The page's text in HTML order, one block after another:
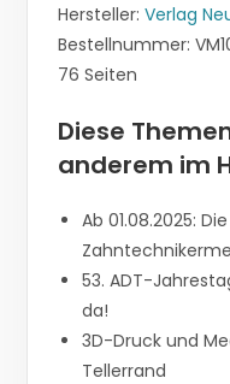
Hersteller:Verlag
Bestellnummer:
76 Seiten
Diese
anderem im
Ab 01.08.2025:
53. ADT-
da!
3D-Druck und
Tellerrand